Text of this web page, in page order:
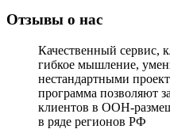
Отзывы о нас
Качественный сервис,
гибкое мышление,
нестандартными
программа позволяют
клиентов в OOH-
в ряде регионов РФ